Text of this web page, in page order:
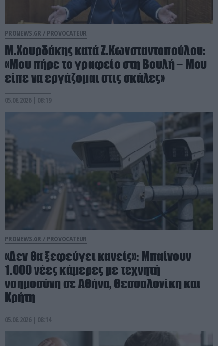
PRONEWS.GR / PROVOCATEUR
Μ.Χουρδάκης κατά Ζ.Κωνσταντοπούλου:
«Μου πήρε το γραφείο στη Βουλή – Μου
είπε να εργάζομαι στις σκάλες»
05.08.2026 | 08:19
PRONEWS.GR / PROVOCATEUR
«Δεν θα ξεφεύγει κανείς»: Μπαίνουν
1.000 νέες κάμερες με τεχνητή
νοημοσύνη σε Αθήνα, Θεσσαλονίκη και
Κρήτη
05.08.2026 | 08:14